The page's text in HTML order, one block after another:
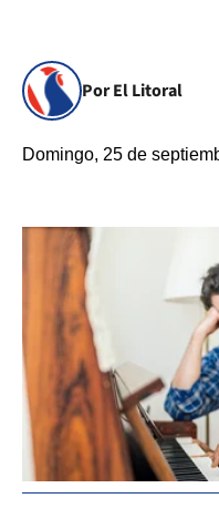
Por El Litoral
Domingo, 25 de